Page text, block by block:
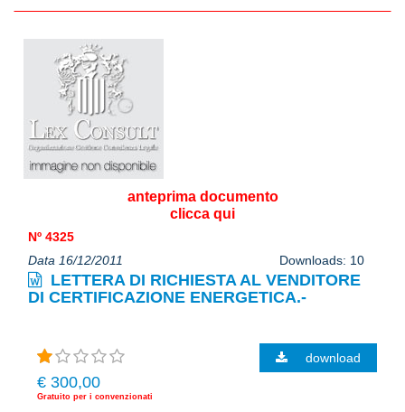
anteprima documento
clicca qui
Nº 4325
Data 16/12/2011
Downloads: 10
LETTERA DI RICHIESTA AL VENDITORE
DI CERTIFICAZIONE ENERGETICA.-
€ 300,00
Gratuito per i convenzionati
download